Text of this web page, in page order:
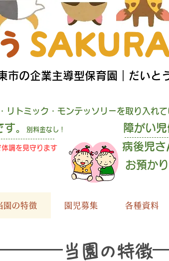
市の企業主導型保育園｜だいと
リトミック・モンテッソリーを取り入れて
。 別料金なし！ 障がい
体調を見守ります
病後児
かりいたし
園の特徴 園児募集 各種資料
​当園の特徴